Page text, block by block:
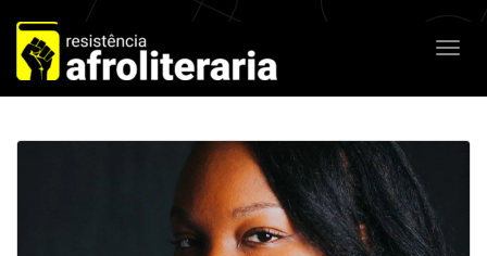
Pular
para
o
conteúdo